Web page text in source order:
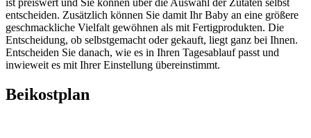
ist preiswert und Sie können über die Auswahl der Zutaten selbst
entscheiden. Zusätzlich können Sie damit Ihr Baby an eine größere
geschmackliche Vielfalt gewöhnen als mit Fertigprodukten. Die
Entscheidung, ob selbstgemacht oder gekauft, liegt ganz bei Ihnen.
Entscheiden Sie danach, wie es in Ihren Tagesablauf passt und
inwieweit es mit Ihrer Einstellung übereinstimmt.
Beikostplan